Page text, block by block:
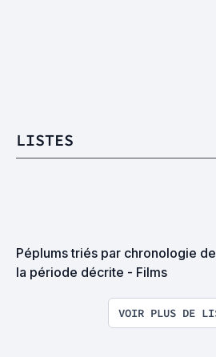
LISTES
Péplums triés par chronologie de
la période décrite - Films
VOIR PLUS DE